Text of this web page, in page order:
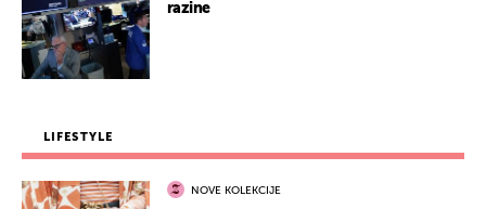
razine
LIFESTYLE
NOVE KOLEKCIJE